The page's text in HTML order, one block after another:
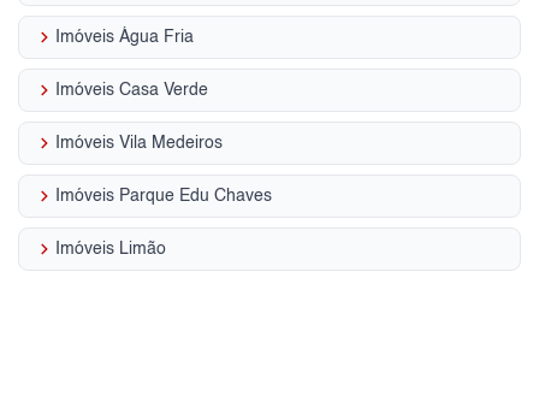
keyboard_arrow_right Imóveis Água Fria
keyboard_arrow_right Imóveis Casa Verde
keyboard_arrow_right Imóveis Vila Medeiros
keyboard_arrow_right Imóveis Parque Edu Chaves
keyboard_arrow_right Imóveis Limão